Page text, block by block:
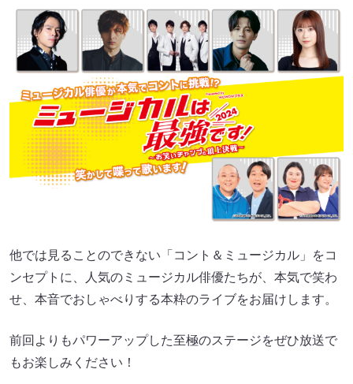
他では見ることのできない「コント＆ミュージカル」をコ
ンセプトに、人気のミュージカル俳優たちが、本気で笑わ
せ、本音でおしゃべりする本粋のライブをお届けします。
前回よりもパワーアップした至極のステージをぜひ放送で
もお楽しみください！